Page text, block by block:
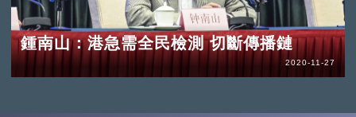
鍾南山：港急需全民檢測 切斷傳播鏈
2020-11-27